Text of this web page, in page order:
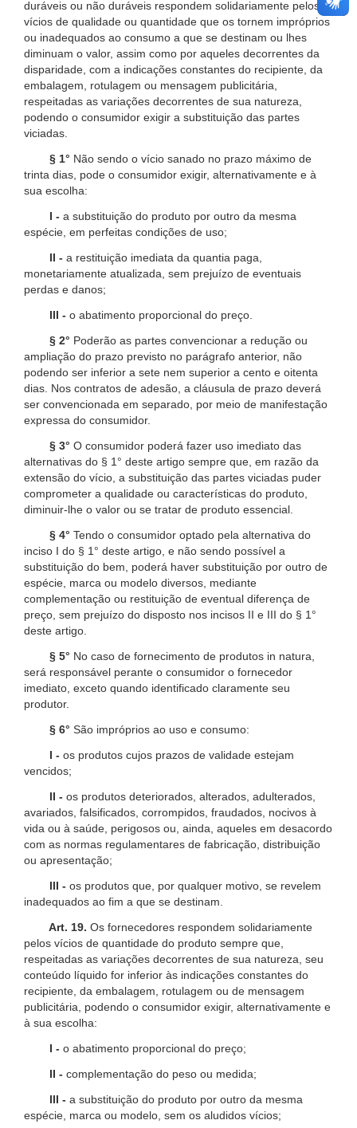
duráveis ou não duráveis respondem solidariamente pelos
vícios de qualidade ou quantidade que os tornem impróprios
ou inadequados ao consumo a que se destinam ou lhes
diminuam o valor, assim como por aqueles decorrentes da
disparidade, com a indicações constantes do recipiente, da
embalagem, rotulagem ou mensagem publicitária,
respeitadas as variações decorrentes de sua natureza,
podendo o consumidor exigir a substituição das partes
viciadas.
§ 1° Não sendo o vício sanado no prazo máximo de
trinta dias, pode o consumidor exigir, alternativamente e à
sua escolha:
I - a substituição do produto por outro da mesma
espécie, em perfeitas condições de uso;
II - a restituição imediata da quantia paga,
monetariamente atualizada, sem prejuízo de eventuais
perdas e danos;
III - o abatimento proporcional do preço.
§ 2° Poderão as partes convencionar a redução ou
ampliação do prazo previsto no parágrafo anterior, não
podendo ser inferior a sete nem superior a cento e oitenta
dias. Nos contratos de adesão, a cláusula de prazo deverá
ser convencionada em separado, por meio de manifestação
expressa do consumidor.
§ 3° O consumidor poderá fazer uso imediato das
alternativas do § 1° deste artigo sempre que, em razão da
extensão do vício, a substituição das partes viciadas puder
comprometer a qualidade ou características do produto,
diminuir-lhe o valor ou se tratar de produto essencial.
§ 4° Tendo o consumidor optado pela alternativa do
inciso I do § 1° deste artigo, e não sendo possível a
substituição do bem, poderá haver substituição por outro de
espécie, marca ou modelo diversos, mediante
complementação ou restituição de eventual diferença de
preço, sem prejuízo do disposto nos incisos II e III do § 1°
deste artigo.
§ 5° No caso de fornecimento de produtos in natura,
será responsável perante o consumidor o fornecedor
imediato, exceto quando identificado claramente seu
produtor.
§ 6° São impróprios ao uso e consumo:
I - os produtos cujos prazos de validade estejam
vencidos;
II - os produtos deteriorados, alterados, adulterados,
avariados, falsificados, corrompidos, fraudados, nocivos à
vida ou à saúde, perigosos ou, ainda, aqueles em desacordo
com as normas regulamentares de fabricação, distribuição
ou apresentação;
III - os produtos que, por qualquer motivo, se revelem
inadequados ao fim a que se destinam.
Art. 19. Os fornecedores respondem solidariamente
pelos vícios de quantidade do produto sempre que,
respeitadas as variações decorrentes de sua natureza, seu
conteúdo líquido for inferior às indicações constantes do
recipiente, da embalagem, rotulagem ou de mensagem
publicitária, podendo o consumidor exigir, alternativamente e
à sua escolha:
I - o abatimento proporcional do preço;
II - complementação do peso ou medida;
III - a substituição do produto por outro da mesma
espécie, marca ou modelo, sem os aludidos vícios;